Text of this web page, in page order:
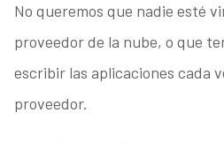
No queremos que nadie esté
proveedor de la nube, o que
escribir las aplicaciones cada
proveedor.